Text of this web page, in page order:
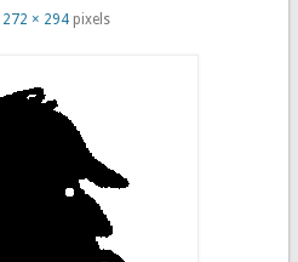
272 × 294pixels